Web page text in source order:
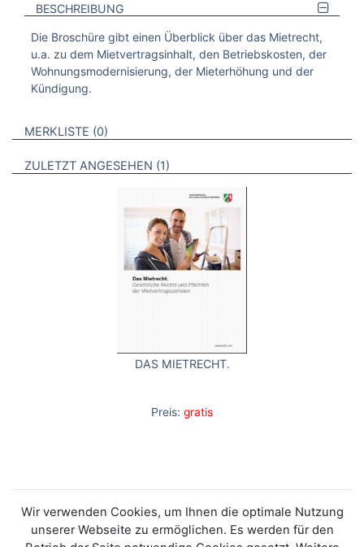
BESCHREIBUNG
Die Broschüre gibt einen Überblick über das Mietrecht,
u.a. zu dem Mietvertragsinhalt, den Betriebskosten, der
Wohnungsmodernisierung, der Mieterhöhung und der
Kündigung.
VERWEISE AUF VERMERKTE- ODER ZULETZT ANGESEHENE
MERKLISTE 0 BROSCHÜREN
ZULETZT ANGESEHEN 1 BROSCHÜREN
DAS MIETRECHT.
Preis: gratis
Wir verwenden Cookies, um Ihnen die optimale Nutzung
unserer Webseite zu ermöglichen. Es werden für den